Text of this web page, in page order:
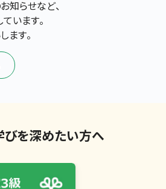
知らせなど、
います。
ます。
びを深めたい方へ